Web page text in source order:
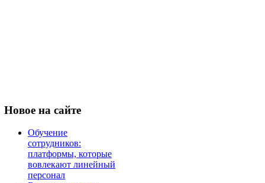
Новое на сайте
Обучение
сотрудников:
платформы, которые
вовлекают линейный
персонал